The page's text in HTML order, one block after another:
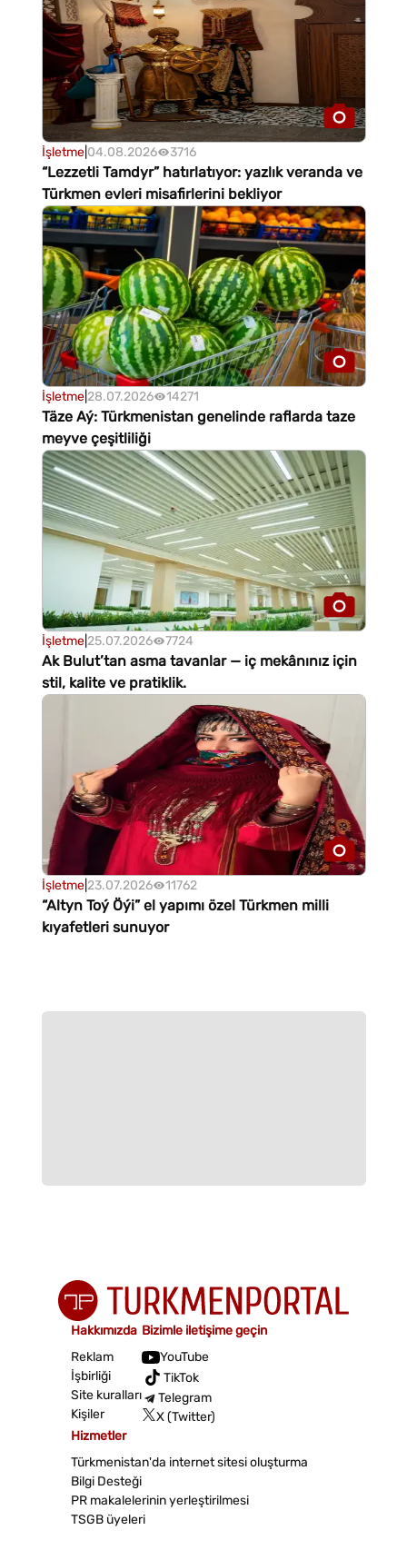
İşletme| 04.08.2026 3716
“Lezzetli Tamdyr” hatırlatıyor: yazlık veranda ve
Türkmen evleri misafirlerini bekliyor
İşletme|28.07.2026 14271
Täze Aý: Türkmenistan genelinde raflarda taze
meyve çeşitliliği
İşletme|25.07.2026 7724
Ak Bulut’tan asma tavanlar — iç mekânınız için
stil, kalite ve pratiklik.
İşletme|23.07.2026 11762
“Altyn Toý Öýi” el yapımı özel Türkmen milli
kıyafetleri sunuyor
Hakkımızda
Reklam
İşbirliği
Site kuralları
Kişiler
Bizimle iletişime geçin
YouTube
TikTok
Telegram
X (Twitter)
Hizmetler
Türkmenistan'da internet sitesi oluşturma
Bilgi Desteği
PR makalelerinin yerleştirilmesi
TSGB üyeleri